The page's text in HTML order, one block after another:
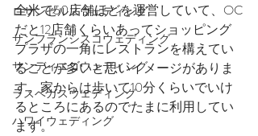
ロサンゼルスウェディング
サンフランシスコウェディング
サンディエゴウェディング
ラスベガスウェディング
ハワイウェディング
全米で50店舗ほどを運営していて、OC
だと12店舗くらいあってショッピング
プラザの一角にレストランを構えてい
ることが多いと思いイメージがありま
す。家からは歩いて10分くらいでいけ
るところにあるのでたまに利用してい
ます。